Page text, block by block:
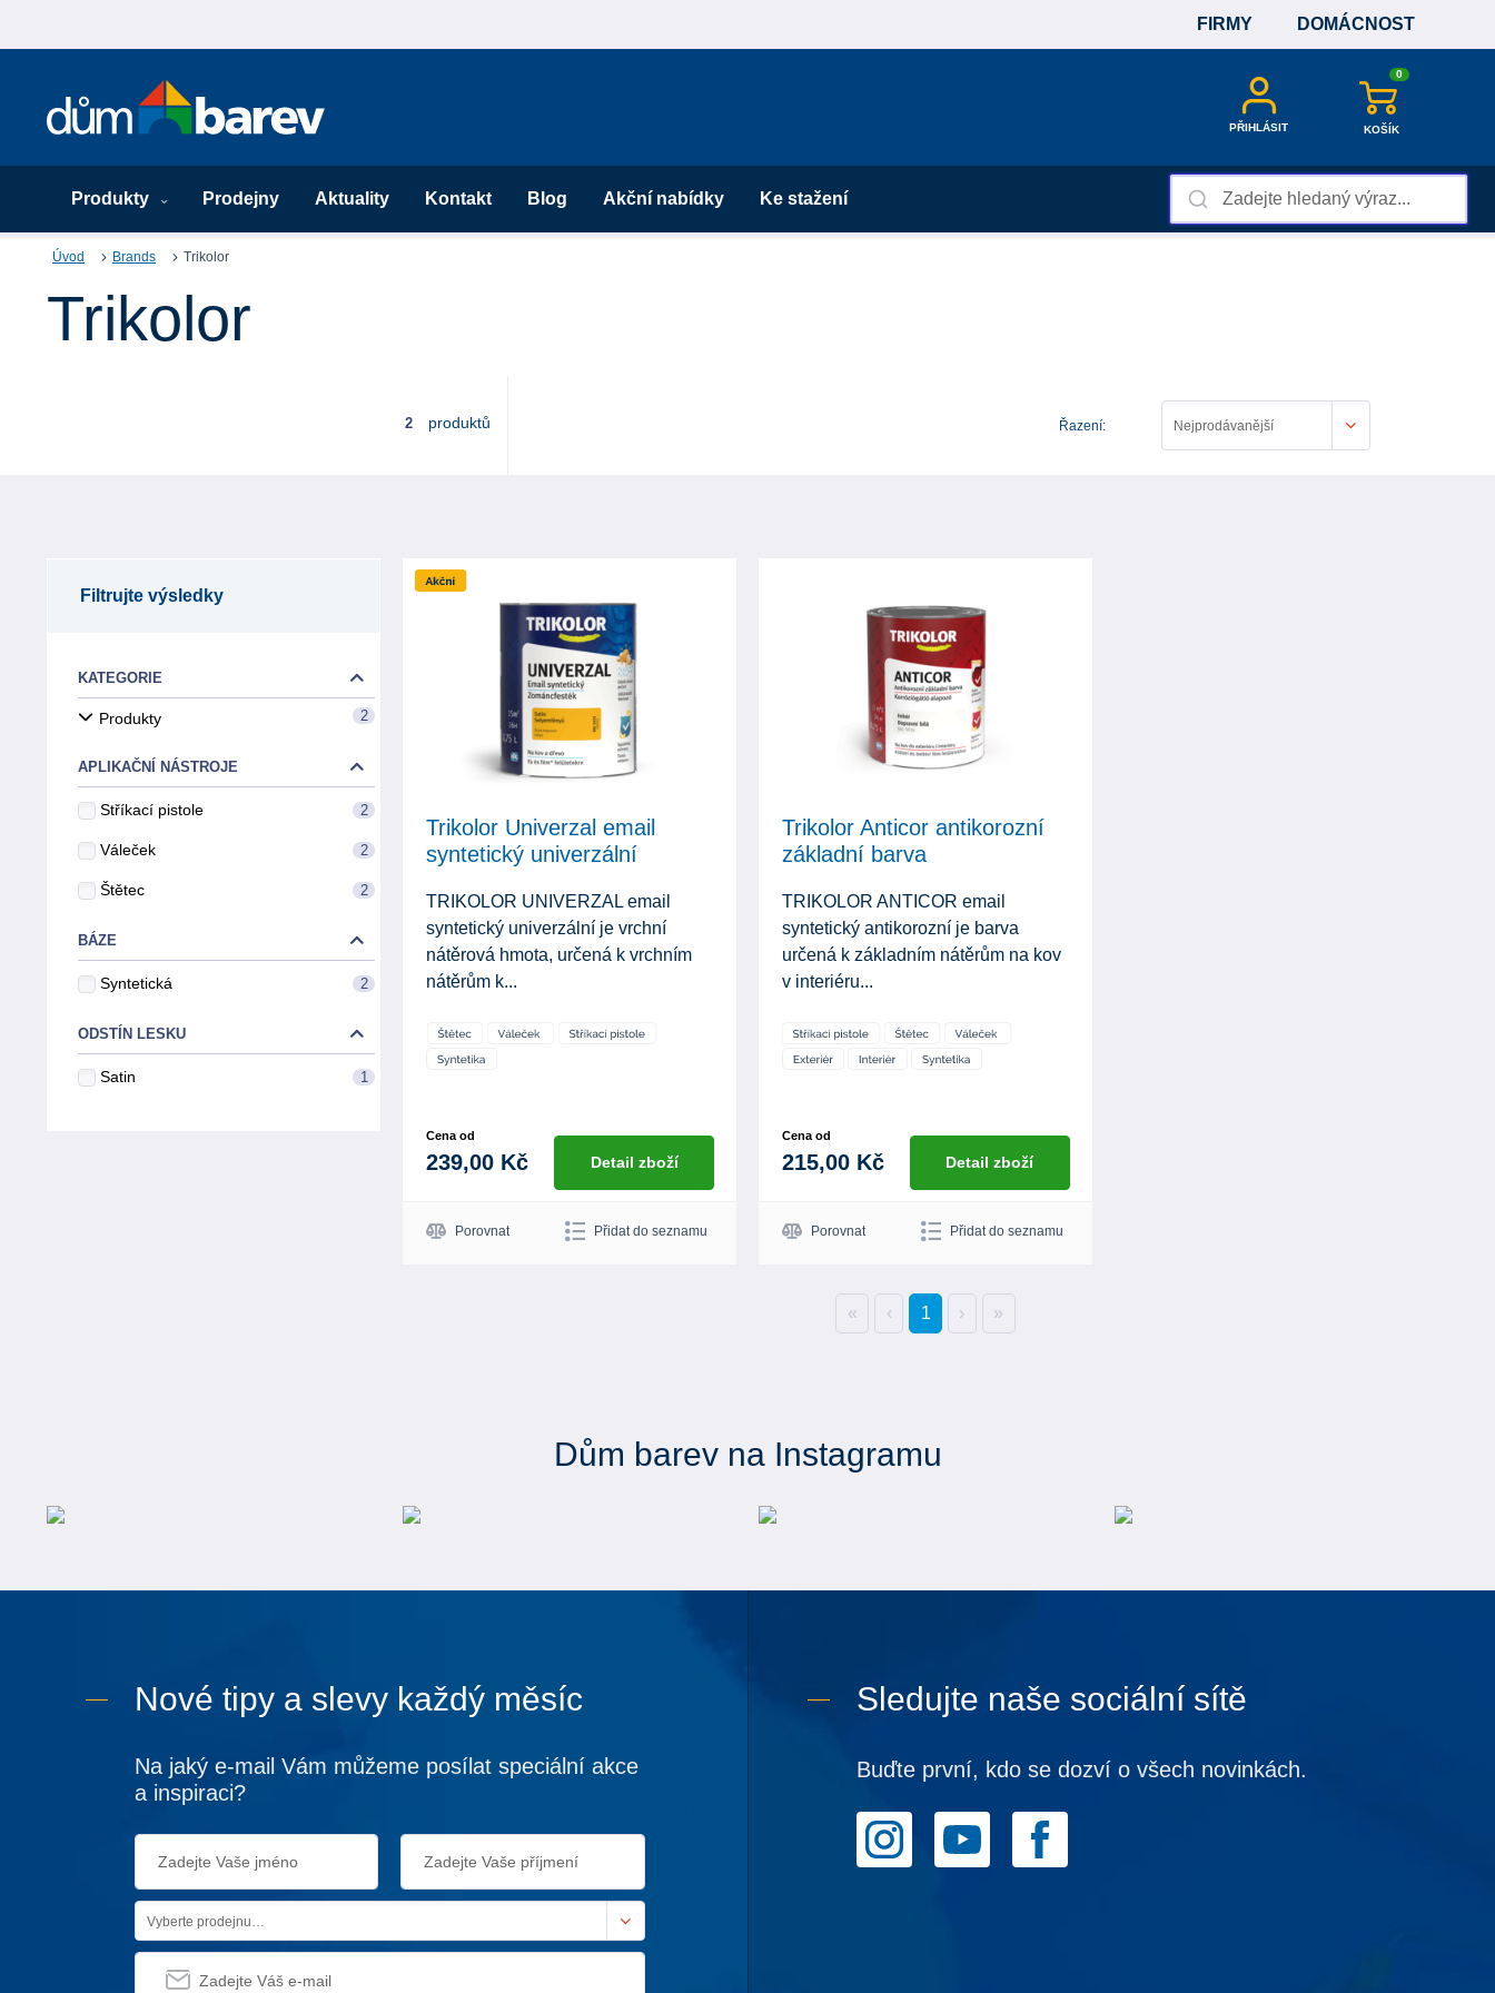
FIRMY DOMÁCNOST
PŘIHLÁSIT
0
KOŠÍK
Produkty Prodejny Aktuality Kontakt Blog Akční nabídky Ke stažení
Úvod Brands Trikolor
Trikolor
2 produktů Řazení: Nejprodávanější
Filtrujte výsledky
KATEGORIE
Produkty 2
APLIKAČNÍ NÁSTROJE
Stříkací pistole 2
Váleček 2
Štětec 2
BÁZE
Syntetická 2
ODSTÍN LESKU
Satin 1
Trikolor Univerzal email
syntetický univerzální
TRIKOLOR UNIVERZAL email
syntetický univerzální je vrchní
nátěrová hmota, určená k vrchním
nátěrům k...
Cena od
239,00 Kč Detail zboží
Porovnat Přidat do seznamu
Trikolor Anticor antikorozní
základní barva
TRIKOLOR ANTICOR email
syntetický antikorozní je barva
určená k základním nátěrům na kov
v interiéru...
Cena od
215,00 Kč Detail zboží
Porovnat Přidat do seznamu
« ‹ 1 › »
Dům barev na Instagramu
Nové tipy a slevy každý měsíc
Na jaký e-mail Vám můžeme posílat speciální akce
a inspiraci?
Vyberte prodejnu…
Sledujte naše sociální sítě
Buďte první, kdo se dozví o všech novinkách.